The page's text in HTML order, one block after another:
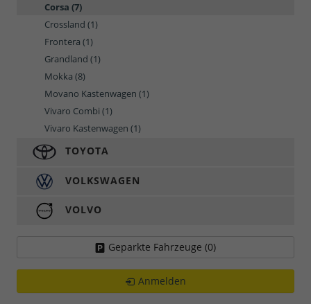
Corsa (7)
Crossland (1)
Frontera (1)
Grandland (1)
Mokka (8)
Movano Kastenwagen (1)
Vivaro Combi (1)
Vivaro Kastenwagen (1)
TOYOTA
VOLKSWAGEN
VOLVO
Geparkte Fahrzeuge (0)
Anmelden